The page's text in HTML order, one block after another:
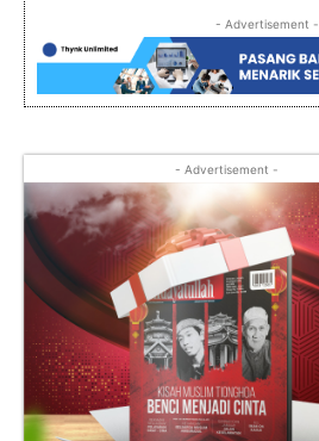
- Advertisement -
- Advertisement -